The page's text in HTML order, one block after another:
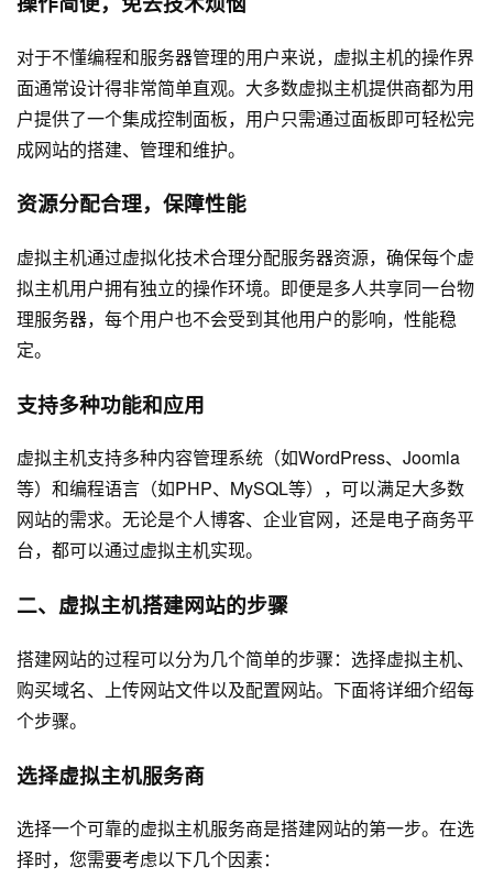
对于不懂编程和服务器管理的用户来说，虚拟主机的操作界
面通常设计得非常简单直观。大多数虚拟主机提供商都为用
户提供了一个集成控制面板，用户只需通过面板即可轻松完
成网站的搭建、管理和维护。
资源分配合理，保障性能
虚拟主机通过虚拟化技术合理分配服务器资源，确保每个虚
拟主机用户拥有独立的操作环境。即便是多人共享同一台物
理服务器，每个用户也不会受到其他用户的影响，性能稳
定。
支持多种功能和应用
虚拟主机支持多种内容管理系统（如WordPress、Joomla
等）和编程语言（如PHP、MySQL等），可以满足大多数
网站的需求。无论是个人博客、企业官网，还是电子商务平
台，都可以通过虚拟主机实现。
二、虚拟主机搭建网站的步骤
搭建网站的过程可以分为几个简单的步骤：选择虚拟主机、
购买域名、上传网站文件以及配置网站。下面将详细介绍每
个步骤。
选择虚拟主机服务商
选择一个可靠的虚拟主机服务商是搭建网站的第一步。在选
择时，您需要考虑以下几个因素：